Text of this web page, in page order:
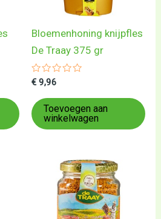
Bloemenhoning knijpfles
De Traay 375 gr
Gewaardeerd
uit
5
€ 9,96
Toevoegen aan
winkelwagen